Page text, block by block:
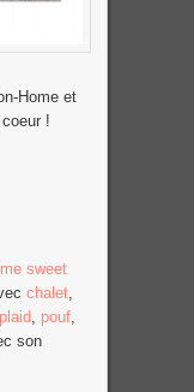
Home et
!
sweet
chalet,
plaid, pouf,
son